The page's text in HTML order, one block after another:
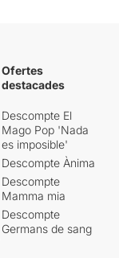
Ofertes
destacades
Descompte El
Mago Pop 'Nada
es imposible'
Descompte Ànima
Descompte
Mamma mia
Descompte
Germans de sang